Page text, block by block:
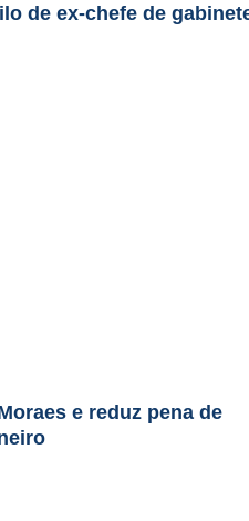
de ex-chefe de
e reduz pena de